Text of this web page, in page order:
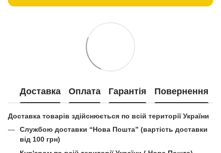
Доставка Оплата Гарантія Повернення
Доставка товарів здійснюється по всій території України
Службою доставки “Нова Пошта” (вартість доставки
від 100 грн)